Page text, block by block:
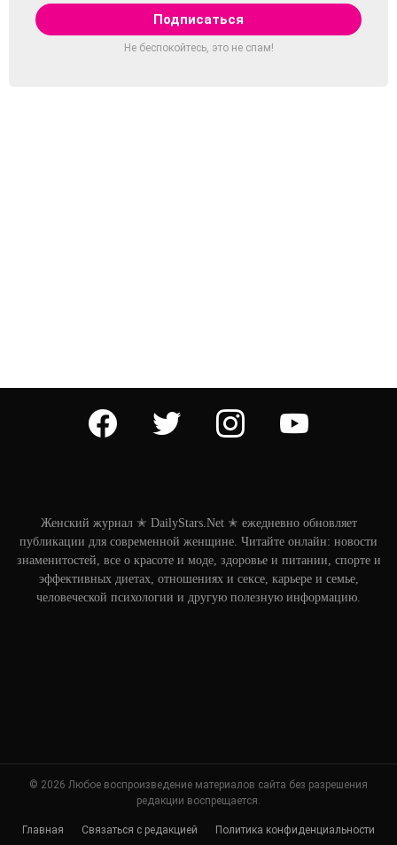
Не беспокойтесь, это не спам!
facebook twitter instagram youtube
Женский журнал ✭ DailyStars.Net ✭ ежедневно обновляет
публикации для современной женщине. Читайте онлайн: новости
знаменитостей, все о красоте и моде, здоровье и питании, спорте и
эффективных диетах, отношениях и сексе, карьере и семье,
человеческой психологии и другую полезную информацию.
© 2026 Любое воспроизведение материалов сайта без разрешения
редакции воспрещается.
Главная Связаться с редакцией Политика конфиденциальности